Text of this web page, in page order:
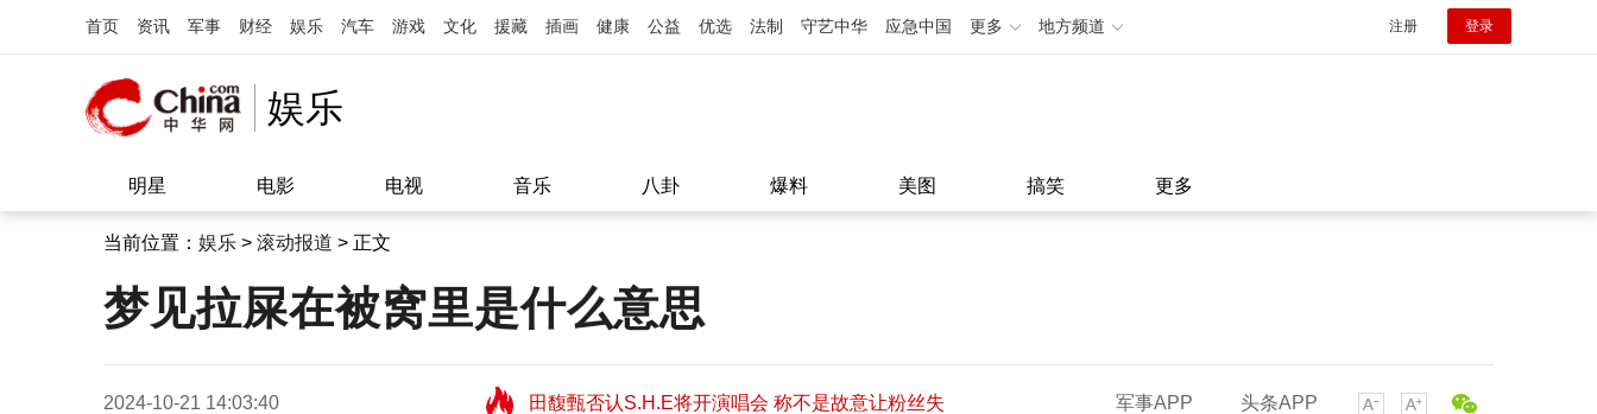
首页 资讯 军事 财经 娱乐 汽车 游戏 文化 援藏 插画 健康 公益 优选 法制 守艺中华 应急中国 更多 地方频道 注册 登录
娱乐
明星 电影 电视 音乐 八卦 爆料 美图 搞笑 更多
当前位置： 娱乐 > 滚动报道 > 正文
梦见拉屎在被窝里是什么意思
2024-10-21 14:03:40
田馥甄否认S.H.E将开演唱会 称不是故意让粉丝失
军事APP 头条APP